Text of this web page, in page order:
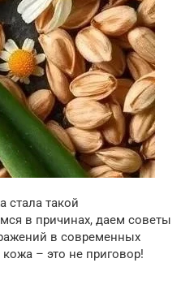
стала такой
в причинах, даем советы
в современных
– это не приговор!